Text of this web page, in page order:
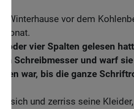
Winterhause vor dem
Monat.
oder vier Spalten gelesen
Schreibmesser und warf
war, bis die ganze
sich und zerriss seine